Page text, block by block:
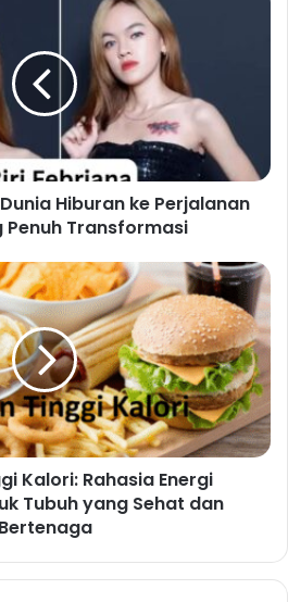
Hiburan ke Perjalanan
Penuh Transformasi
Kalori: Rahasia Energi
Tubuh yang Sehat dan
Bertenaga